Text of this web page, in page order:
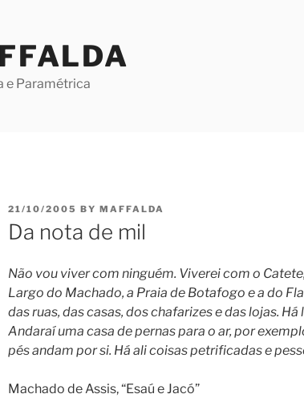
e Paramétrica
POSTED
ON
21/10/2005 BY MAFFALDA
Da nota de mil
Não vou viver com ninguém. Viverei com o
Largo do Machado, a Praia de Botafogo e a do
das ruas, das casas, dos chafarizes e das lojas.
Andaraí uma casa de pernas para o ar, por
pés andam por si. Há ali coisas petrificadas e
Machado de Assis, “Esaú e Jacó”